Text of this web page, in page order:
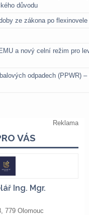
důvodu
ze zákona po flexinovele
a nový celní režim pro
odpadech (PPWR)